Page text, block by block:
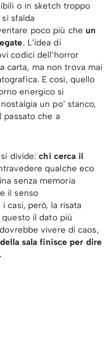
o in sketch troppo
sfalda
poco più che un
. L’idea di
codici dell’horror
carta, ma non trova mai
E così, quello
energico si
un po’ stanco,
passato che a
si divide:chi cerca il
qualche eco
senza memoria
il senso
casi, però, la risata
il dato più
vivere di caos,
sala finisce per dire